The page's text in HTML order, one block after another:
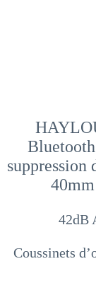
Bluetooth
suppression
42dB
Coussinets